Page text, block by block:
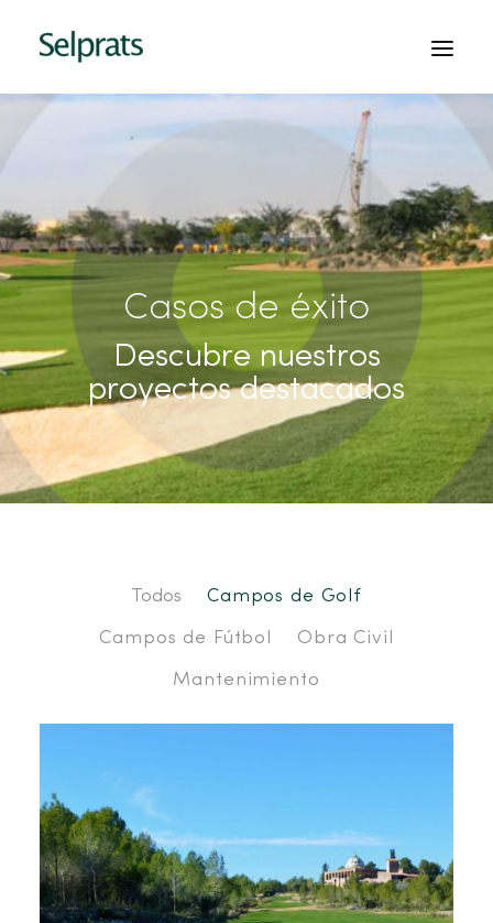
PROYECTOS
SERVICIOS
CONTACTO
PEDIR PRESUPUESTO
ESPAÑOL
Casos de éxito
Descubre nuestros
proyectos destacados
Todos
Campos de Golf
Campos de Fútbol
Obra Civil
Mantenimiento